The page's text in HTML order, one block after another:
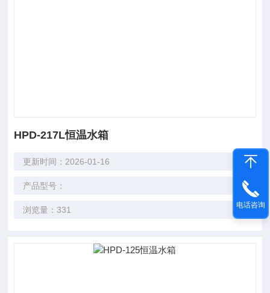
HPD-217L恒温水箱
更新时间：2026-01-16
产品型号：
浏览量：331 电话咨询